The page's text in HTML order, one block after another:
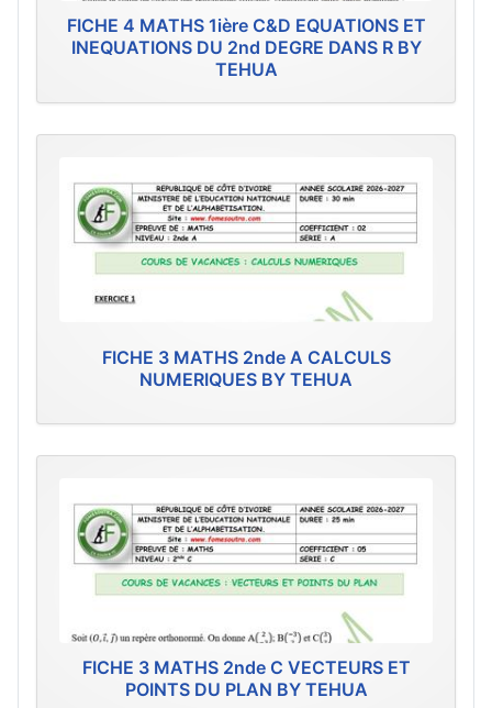
FICHE 4 MATHS 1ière C&D EQUATIONS ET
INEQUATIONS DU 2nd DEGRE DANS R BY
TEHUA
FICHE 3 MATHS 2nde A CALCULS
NUMERIQUES BY TEHUA
FICHE 3 MATHS 2nde C VECTEURS ET
POINTS DU PLAN BY TEHUA